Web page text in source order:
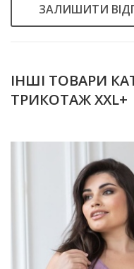
ЗАЛИШИТИ
ІНШІ ТОВАРИ
ТРИКОТАЖ XXL+